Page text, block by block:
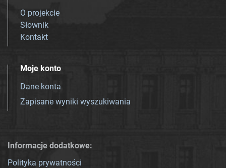
O projekcie
Słownik
Kontakt
Moje konto
Dane konta
Zapisane wyniki wyszukiwania
Informacje dodatkowe:
Polityka prywatności